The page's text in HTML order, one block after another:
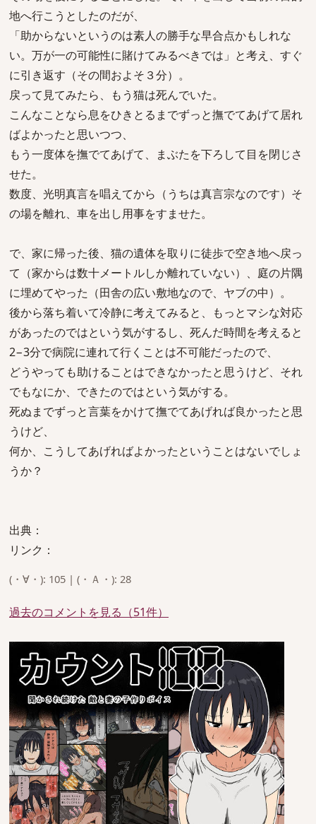
地へ行こうとしたのだが、
「助からないというのは素人の勝手な早合点かもしれな
い。万が一の可能性に賭けてみるべきでは」と考え、すぐ
に引き返す（その間およそ３分）。
戻って見てみたら、もう猫は死んでいた。
こんなことなら息をひきとるまでずっと撫でてあげて居れ
ばよかったと思いつつ、
もう一度体を撫でてあげて、まぶたを下ろして目を閉じさ
せた。
数度、光明真言を唱えてから（うちは真言宗なのです）そ
の場を離れ、車を出し用事をすませた。
で、家に帰った後、猫の遺体を取りに徒歩で空き地へ戻っ
て（家からは数十メートルしか離れていない）、庭の片隅
に埋めてやった（田舎の広い敷地なので、ヤブの中）。
後から落ち着いて冷静に考えてみると、もっとマシな対応
があったのではという気がするし、死んだ時間を考えると
2−3分で病院に連れて行くことは不可能だったので、
どうやっても助けることはできなかったと思うけど、それ
でもなにか、できたのではという気がする。
死ぬまでずっと言葉をかけて撫でてあげれば良かったと思
うけど、
何か、こうしてあげればよかったということはないでしょ
うか？
出典：
リンク：
(・∀・): 105 | (・Ａ・): 28
過去のコメントを見る（51件）